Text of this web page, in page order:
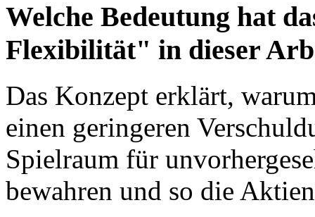
Welche Bedeutung hat
Flexibilität" in dieser
Das Konzept erklärt,
einen geringeren
Spielraum für
bewahren und so die